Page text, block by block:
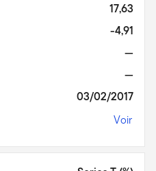
17,63
-4,91
—
—
03/02/2017
Voir